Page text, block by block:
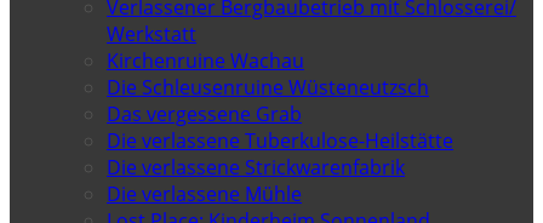
Verlassener Bergbaubetrieb mit Schlosserei/
Werkstatt
Kirchenruine Wachau
Die Schleusenruine Wüsteneutzsch
Das vergessene Grab
Die verlassene Tuberkulose-Heilstätte
Die verlassene Strickwarenfabrik
Die verlassene Mühle